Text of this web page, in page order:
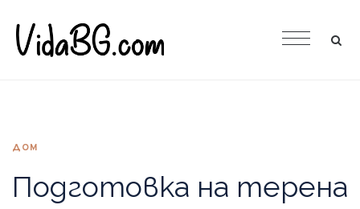
ДОМ
Подготовка на терена